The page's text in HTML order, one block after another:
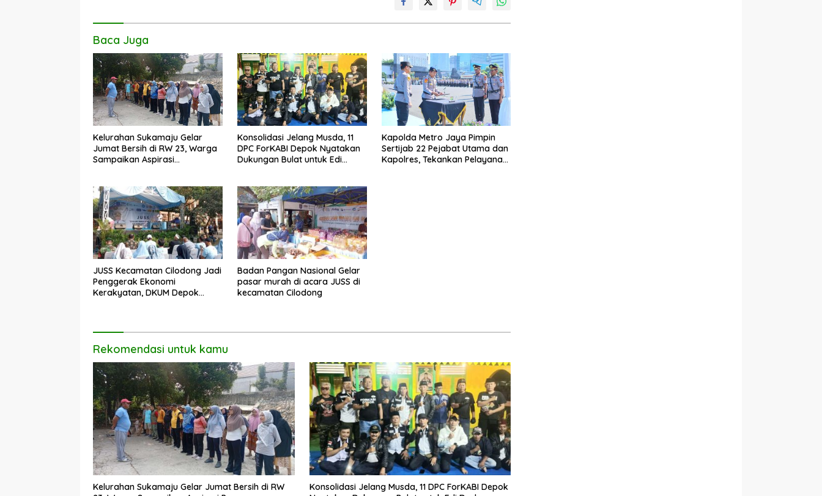
Baca Juga
Kelurahan Sukamaju Gelar
Jumat Bersih di RW 23, Warga
Sampaikan Aspirasi
Konsolidasi Jelang Musda, 11
DPC ForKABI Depok Nyatakan
Dukungan Bulat untuk Edi
Kapolda Metro Jaya Pimpin
Sertijab 22 Pejabat Utama dan
Kapolres, Tekankan Pelayanan
JUSS Kecamatan Cilodong Jadi
Penggerak Ekonomi
Kerakyatan, DKUM Depok
Badan Pangan Nasional Gelar
pasar murah di acara JUSS di
kecamatan Cilodong
Rekomendasi untuk kamu
Kelurahan Sukamaju Gelar Jumat Bersih di RW
Konsolidasi Jelang Musda, 11 DPC ForKABI Depok